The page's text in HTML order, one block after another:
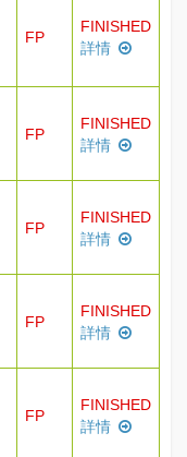
FP
FINISHED
詳情
FP
FINISHED
詳情
FP
FINISHED
詳情
FP
FINISHED
詳情
FP
FINISHED
詳情